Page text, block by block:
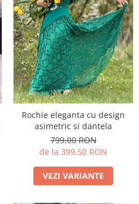
Rochie eleganta cu design
asimetric si dantela
799,00 RON
de la 399,50 RON
VEZI VARIANTE